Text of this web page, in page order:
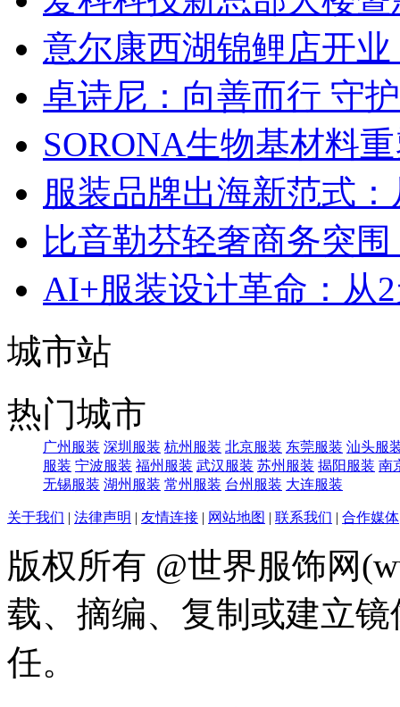
意尔康西湖锦鲤店开
卓诗尼：向善而行 守
SORONA生物基材料
服装品牌出海新范式
比音勒芬轻奢商务突
AI+服装设计革命：从
城市站
热门城市
广州服装 深圳服装 杭州服装 北京服装 东莞服装 汕头服
服装 宁波服装 福州服装 武汉服装 苏州服装 揭阳服装 南
无锡服装 湖州服装 常州服装 台州服装 大连服装
关于我们 | 法律声明 | 友情连接 | 网站地图 | 联系我们 | 合作媒体
版权所有 @世界服饰网
载、摘编、复制或建立
任。